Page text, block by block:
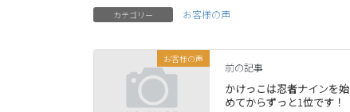
カテゴリー お客様の声
お客様の声
前の記事
かけっこは忍者ナインを始
めてからずっと1位です！